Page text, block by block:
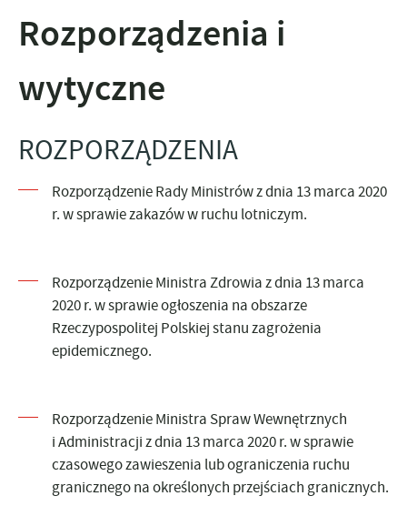
Rozporządzenia i
wytyczne
ROZPORZĄDZENIA
Rozporządzenie Rady Ministrów z dnia 13 marca 2020
r. w sprawie zakazów w ruchu lotniczym.
Rozporządzenie Ministra Zdrowia z dnia 13 marca
2020 r. w sprawie ogłoszenia na obszarze
Rzeczypospolitej Polskiej stanu zagrożenia
epidemicznego.
Rozporządzenie Ministra Spraw Wewnętrznych
i Administracji z dnia 13 marca 2020 r. w sprawie
czasowego zawieszenia lub ograniczenia ruchu
granicznego na określonych przejściach granicznych.